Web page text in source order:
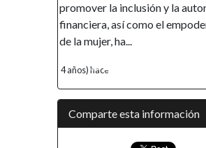
promover la inclusión y la
financiera, así como el
de la mujer, ha...
4 años) hace
Comparte esta información